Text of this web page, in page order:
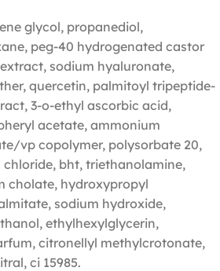
glycol, propanediol,
peg-40 hydrogenated castor
sodium hyaluronate,
quercetin, palmitoyl tripeptide-
3-o-ethyl ascorbic acid,
acetate, ammonium
vp copolymer, polysorbate 20,
bht, triethanolamine,
cholate, hydroxypropyl
sodium hydroxide,
ethylhexylglycerin,
citronellyl methylcrotonate,
ci 15985.